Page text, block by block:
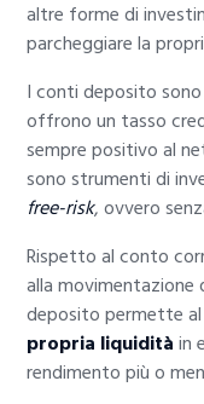
altre forme di
parcheggiare la
I conti deposito
offrono un tasso
sempre positivo al
sono strumenti di
free-risk, ovvero
Rispetto al conto
alla
deposito permette
propria liquiditàin
rendimento più o